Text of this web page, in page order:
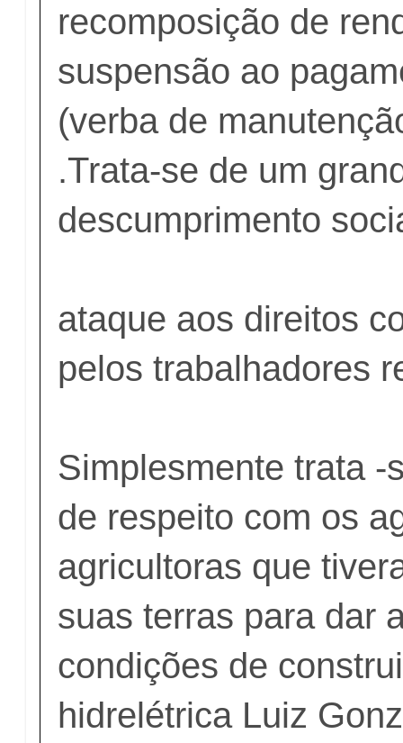
recomposição de
suspensão ao
(verba de
.Trata-se de um
descumprimento
ataque aos direitos
pelos trabalhadores
Simplesmente trata -
de respeito com os
agricultoras que
suas terras para dar
condições de
hidrelétrica Luiz